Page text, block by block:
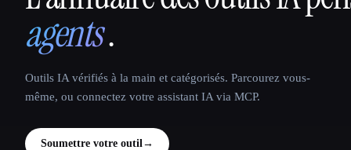
agents.
Outils IA vérifiés à la main et catégorisés. Parcourez vous-
même, ou connectez votre assistant IA via MCP.
Soumettre votre outil →